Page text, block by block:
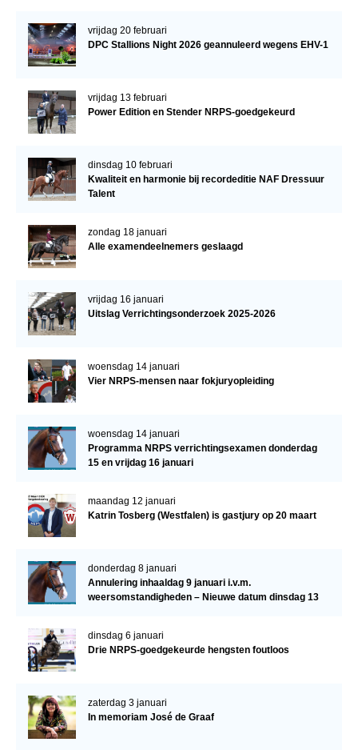
vrijdag 20 februari
DPC Stallions Night 2026 geannuleerd wegens EHV-1
vrijdag 13 februari
Power Edition en Stender NRPS-goedgekeurd
dinsdag 10 februari
Kwaliteit en harmonie bij recordeditie NAF Dressuur
Talent
zondag 18 januari
Alle examendeelnemers geslaagd
vrijdag 16 januari
Uitslag Verrichtingsonderzoek 2025-2026
woensdag 14 januari
Vier NRPS-mensen naar fokjuryopleiding
woensdag 14 januari
Programma NRPS verrichtingsexamen donderdag
15 en vrijdag 16 januari
maandag 12 januari
Katrin Tosberg (Westfalen) is gastjury op 20 maart
donderdag 8 januari
Annulering inhaaldag 9 januari i.v.m.
weersomstandigheden – Nieuwe datum dinsdag 13
dinsdag 6 januari
Drie NRPS-goedgekeurde hengsten foutloos
zaterdag 3 januari
In memoriam José de Graaf